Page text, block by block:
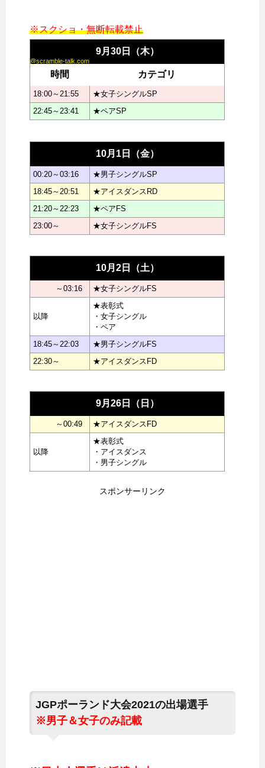
※スクショ・無断転載禁止
@scramble-talk.com
9月30日（木）
時間 カテゴリ
18:00～21:55
★女子シングルSP
22:45～23:41
★ペアSP
10月1日（金）
00:20～03:16
★男子シングルSP
18:45～20:51
★アイスダンスRD
21:20～22:23
★ペアFS
23:00～
★女子シングルFS
10月2日（土）
～03:16 ★女子シングルFS
以降
★表彰式
・女子シングル
・ペア
18:45～22:03
★男子シングルFS
22:30～
★アイスダンスFD
9月26日（日）
～00:49 ★アイスダンスFD
以降
★表彰式
・アイスダンス
・男子シングル
スポンサーリンク
JGPポーランド大会2021の出場選手
※男子＆女子のみ記載